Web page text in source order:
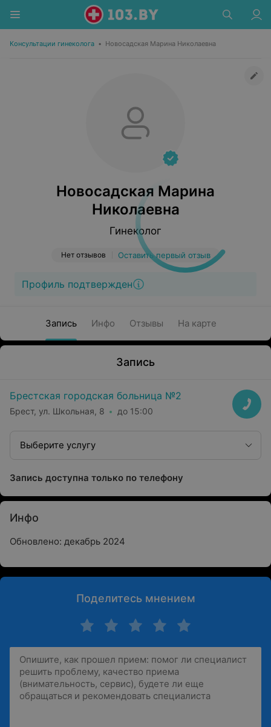
Консультации гинеколога • Новосадская Марина Николаевна
Новосадская Марина
Николаевна
Гинеколог
Нет отзывов Оставить первый отзыв
Профиль подтвержден
Запись Инфо Отзывы На карте
Запись
Брестская городская больница №2
Брест, ул. Школьная, 8 до 15:00
Выберите услугу
Запись доступна только по телефону
Инфо
Обновлено: декабрь 2024
Поделитесь мнением